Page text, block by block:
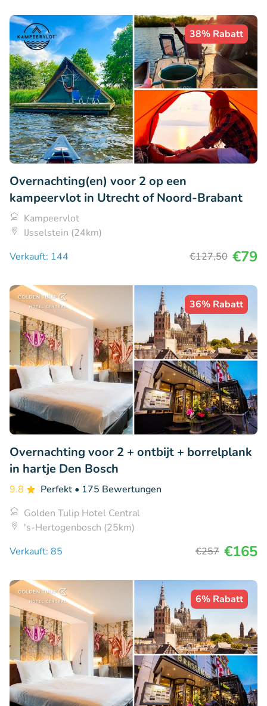
38% Rabatt
Overnachting(en) voor 2 op een
kampeervlot in Utrecht of Noord-Brabant
Kampeervlot
IJsselstein (24km)
Verkauft: 144
€127,50 €79
36% Rabatt
Overnachting voor 2 + ontbijt + borrelplank
in hartje Den Bosch
9.8 Perfekt • 175 Bewertungen
Golden Tulip Hotel Central
's-Hertogenbosch (25km)
Verkauft: 85
€257 €165
6% Rabatt